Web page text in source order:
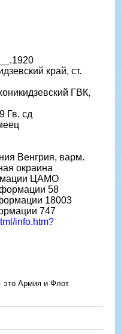
край, ст.
ГВК,
Гв. сд
Венгрия, варм.
окраина
ЦАМО
58
18003
747
info.htm?
это Армия и Флот